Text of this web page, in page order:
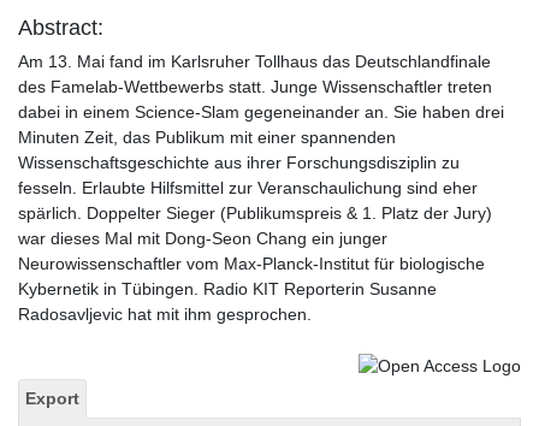
Abstract:
Am 13. Mai fand im Karlsruher Tollhaus das Deutschlandfinale
des Famelab-Wettbewerbs statt. Junge Wissenschaftler treten
dabei in einem Science-Slam gegeneinander an. Sie haben drei
Minuten Zeit, das Publikum mit einer spannenden
Wissenschaftsgeschichte aus ihrer Forschungsdisziplin zu
fesseln. Erlaubte Hilfsmittel zur Veranschaulichung sind eher
spärlich. Doppelter Sieger (Publikumspreis & 1. Platz der Jury)
war dieses Mal mit Dong-Seon Chang ein junger
Neurowissenschaftler vom Max-Planck-Institut für biologische
Kybernetik in Tübingen. Radio KIT Reporterin Susanne
Radosavljevic hat mit ihm gesprochen.
Export